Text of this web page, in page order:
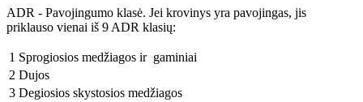
ADR - Pavojingumo klasė. Jei krovinys yra pavojingas, jis
priklauso vienai iš 9 ADR klasių:
1 Sprogiosios medžiagos ir gaminiai
2 Dujos
3 Degiosios skystosios medžiagos